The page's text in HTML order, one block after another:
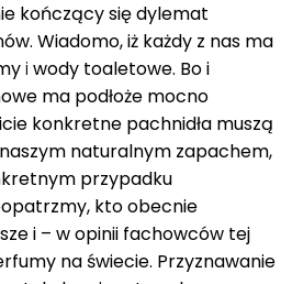
kończący się dylemat
Wiadomo, iż każdy z nas ma
i wody toaletowe. Bo i
ma podłoże mocno
konkretne pachnidła muszą
naturalnym zapachem,
przypadku
kto obecnie
i – w opinii fachowców tej
na świecie. Przyznawanie